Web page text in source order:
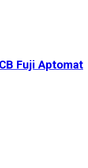
Fuji Aptomat